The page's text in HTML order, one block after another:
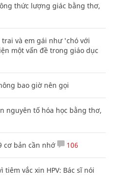
thức lượng giác bằng thơ,
và em gái như 'chó với
một vấn đề trong giáo dục
bao giờ nên gọi
nguyên tố hóa học bằng thơ,
cơ bản cần nhớ 106
vắc xin HPV: Bác sĩ nói